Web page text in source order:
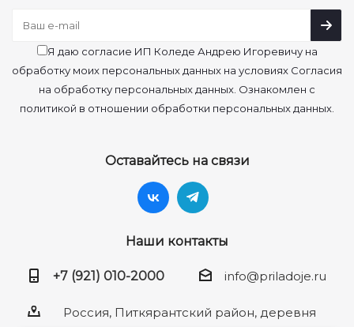
Я даю согласие ИП Коледе Андрею Игоревичу на
обработку моих персональных данных на условиях Согласия
на обработку персональных данных. Ознакомлен с
политикой в отношении обработки персональных данных.
Оставайтесь на связи
Наши контакты
+7 (921) 010-2000 info@priladoje.ru
Россия, Питкярантский район, деревня